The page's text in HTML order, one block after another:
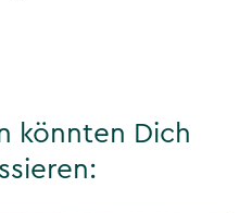
könnten Dich